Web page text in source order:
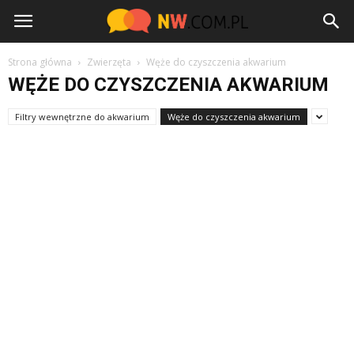
NW.com.pl
Strona główna Zwierzęta Węże do czyszczenia akwarium
WĘŻE DO CZYSZCZENIA AKWARIUM
Filtry wewnętrzne do akwarium Węże do czyszczenia akwarium